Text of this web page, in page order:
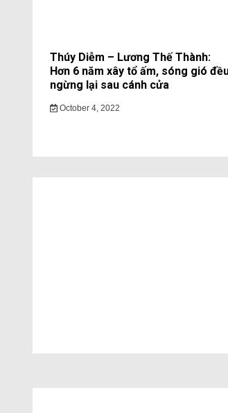
Thúy Diễm – Lương Thế Thành:
Hơn 6 năm xây tổ ấm, sóng gió
ngừng lại sau cánh cửa
October 4, 2022